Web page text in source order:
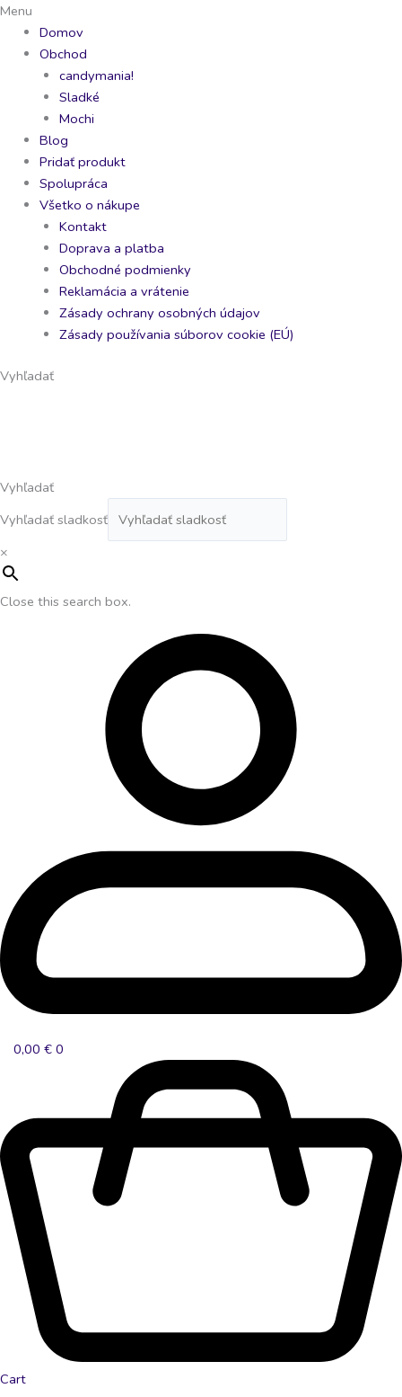
Preskočiť
obsah
Menu
Domov
Obchod
candymania!
Sladké
Mochi
Blog
Pridať produkt
Spolupráca
Všetko o nákupe
Kontakt
Doprava a platba
Obchodné podmienky
Reklamácia a vrátenie
Zásady ochrany osobných údajov
Zásady používania súborov cookie (EÚ)
Vyhľadať
Vyhľadať
Vyhľadať sladkosť
×
Close this search box.
0,00 € 0
Cart
Moon
Drink
Jablko
quantity
Dr.
Pepper
coconut
quantity
Tary
Drink
Epicke
quantity
Sour
Patch
Extreme
quantity